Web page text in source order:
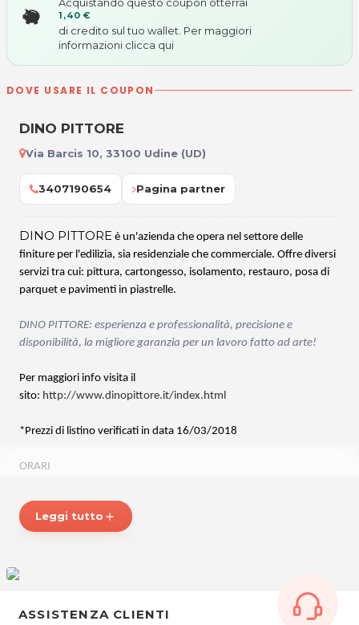
1,40 €
di credito sul tuo wallet. Per maggiori
informazioni clicca qui
DOVE USARE IL COUPON
DINO PITTORE
Via Barcis 10, 33100 Udine (UD)
3407190654 Pagina partner
DINO PITTORE è un'azienda che opera nel settore delle
finiture per l'edilizia, sia residenziale che commerciale. Offre diversi
servizi tra cui: pittura, cartongesso, isolamento, restauro, posa di
parquet e pavimenti in piastrelle.
DINO PITTORE: esperienza e professionalità, precisione e
disponibilità, la migliore garanzia per un lavoro fatto ad arte!
Per maggiori info visita il
sito: http://www.dinopittore.it/index.html
*Prezzi di listino verificati in data 16/03/2018
ORARI
DINO PITTORE
P.IVA 02484690306
Leggi tutto add
ASSISTENZA CLIENTI